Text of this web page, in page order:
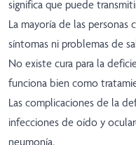
significa que puede
La mayoría de las
síntomas ni problemas de
No existe cura para la
funciona bien como
Las complicaciones de la
infecciones de oído y
neumonía.